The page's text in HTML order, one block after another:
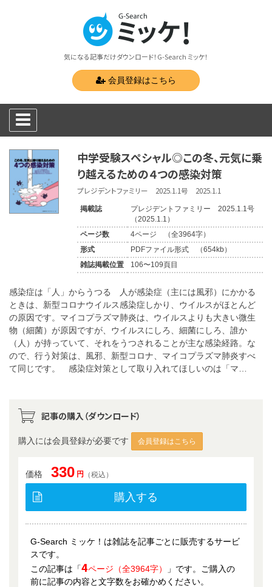
気になる記事だけダウンロード！G-Search ミッケ！
会員登録はこちら
中学受験スペシャル◎この冬、元気に乗
り越えるための４つの感染対策
プレジデントファミリー 2025.1.1号 2025.1.1
掲載誌
プレジデントファミリー 2025.1.1号
（2025.1.1）
ページ数
4ページ （全3964字）
形式
PDFファイル形式 （654kb）
雑誌掲載位置
106〜109頁目
感染症は「人」からうつる 人が感染症（主には風邪）にかかる
ときは、新型コロナウイルス感染症しかり、ウイルスがほとんど
の原因です。マイコプラズマ肺炎は、ウイルスよりも大きい微生
物（細菌）が原因ですが、ウイルスにしろ、細菌にしろ、誰か
（人）が持っていて、それをうつされることが主な感染経路。な
ので、行う対策は、風邪、新型コロナ、マイコプラズマ肺炎すべ
て同じです。 感染症対策として取り入れてほしいのは「マ…
記事の購入（ダウンロード）
購入には会員登録が必要です 会員登録はこちら
価格 330 円 （税込）
購入する
G-Search ミッケ！は雑誌を記事ごとに販売するサービ
スです。
この記事は「4ページ（全3964字）
」です。ご購入の
前に記事の内容と文字数をお確かめください。